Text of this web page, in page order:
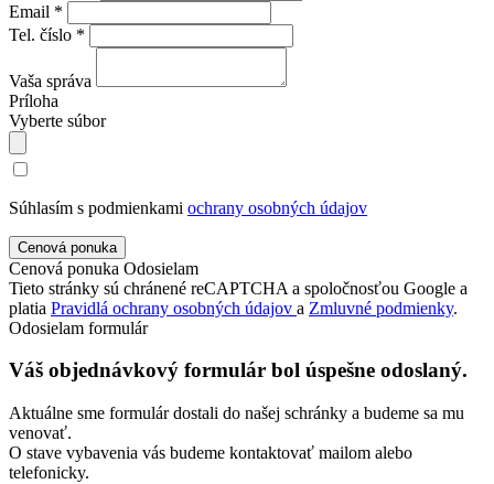
Email *
Tel. číslo *
Vaša správa
Príloha
Vyberte súbor
Súhlasím s podmienkami ochrany osobných údajov
Cenová ponuka Odosielam
Tieto stránky sú chránené reCAPTCHA a spoločnosťou Google a
platia Pravidlá ochrany osobných údajov a Zmluvné podmienky.
Odosielam formulár
Váš objednávkový formulár bol úspešne odoslaný.
Aktuálne sme formulár dostali do našej schránky a budeme sa mu
venovať.
O stave vybavenia vás budeme kontaktovať mailom alebo
telefonicky.